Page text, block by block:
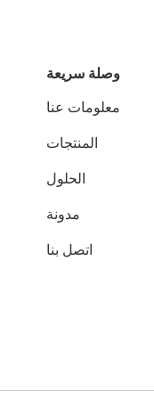
وصلة سريعة
معلومات عنا
المنتجات
الحلول
مدونة
اتصل بنا